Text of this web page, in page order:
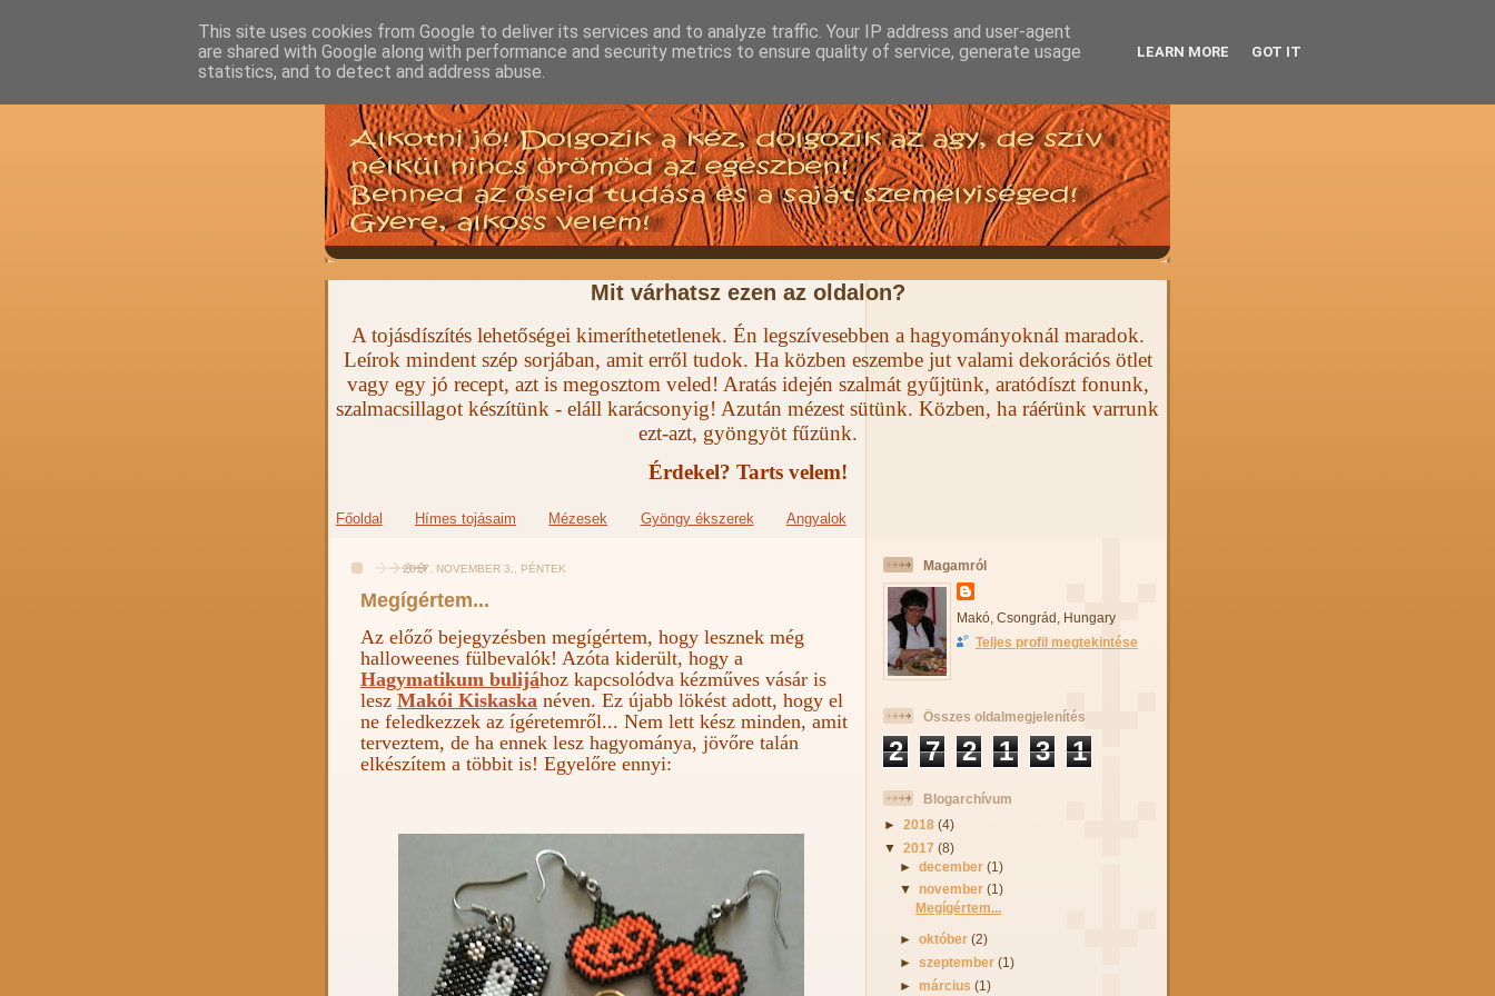
Mit várhatsz ezen az oldalon?
A tojásdíszítés lehetőségei kimeríthetetlenek. Én legszívesebben a hagyományoknál maradok.
Leírok mindent szép sorjában, amit erről tudok. Ha közben eszembe jut valami dekorációs ötlet
vagy egy jó recept, azt is megosztom veled! Aratás idején szalmát gyűjtünk, aratódíszt fonunk,
szalmacsillagot készítünk - eláll karácsonyig! Azután mézest sütünk. Közben, ha ráérünk varrunk
ezt-azt, gyöngyöt fűzünk.
Érdekel? Tarts velem!
Főoldal Hímes tojásaim Mézesek Gyöngy ékszerek Angyalok
2017. NOVEMBER 3., PÉNTEK
Megígértem...
Az előző bejegyzésben megígértem, hogy lesznek még
halloweenes fülbevalók! Azóta kiderült, hogy a
Hagymatikum bulijához kapcsolódva kézműves vásár is
lesz Makói Kiskaska néven. Ez újabb lökést adott, hogy el
ne feledkezzek az ígéretemről... Nem lett kész minden, amit
terveztem, de ha ennek lesz hagyománya, jövőre talán
elkészítem a többit is! Egyelőre ennyi:
Magamról
Makó, Csongrád, Hungary
Teljes profil megtekintése
Összes oldalmegjelenítés
2 7 2 1 3 1
Blogarchívum
► 2018 (4)
▼ 2017 (8)
►december(1)
▼november(1)
Megígértem...
►október(2)
►szeptember(1)
►március(1)
This site uses cookies from Google to deliver its services and to analyze traffic. Your IP address and user-agent
are shared with Google along with performance and security metrics to ensure quality of service, generate usage
statistics, and to detect and address abuse.
LEARN MORE GOT IT